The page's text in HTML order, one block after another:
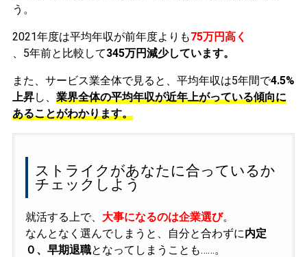
う。
2021年度は平均年収が前年度よりも75万円高く
、5年前と比較して345万円減少しています。
また、サービス業全体で見ると、平均年収は5年間で4.5%
上昇し、 業界全体の平均年収が近年上がっている傾向に
あることがわかります。
ストライクがあなたに合っているか
チェックしよう
就活する上で、 大事になるのは企業選び。
なんとなく選んでしまうと、自分と合わずに内定
０、早期退職となってしまうことも……。